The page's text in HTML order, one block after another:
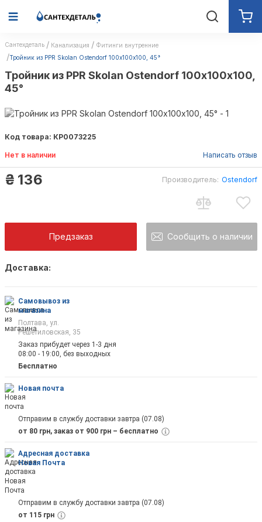
Сантехдеталь Канализация
Фитинги внутренние
Тройник из PPR Skolan Ostendorf 100х100х100, 45°
Тройник из PPR Skolan Ostendorf 100х100х100,
45°
Код товара: КР0073225
Нет в наличии Написать отзыв
₴ 136 Производитель: Ostendorf
Предзаказ Сообщить о наличии
Доставка:
Самовывоз из
магазина
Полтава, ул.
Решетиловская, 35
Заказ прибудет через 1-3 дня
08:00 - 19:00, без выходных
Бесплатно
Новая почта
Отправим в службу доставки завтра (07.08)
от 80 грн, заказ от 900 грн – бесплатно
Адресная доставка
Новая Почта
Отправим в службу доставки завтра (07.08)
от 115 грн